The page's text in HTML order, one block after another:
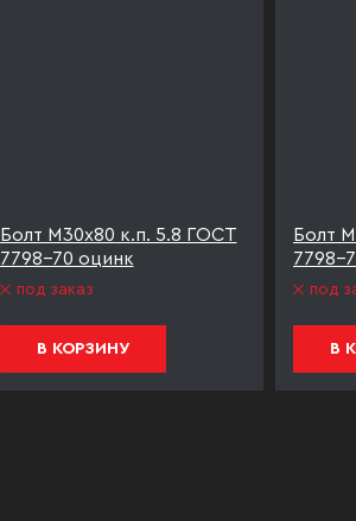
Болт М30х80 к.п. 5.8 ГОСТ
7798-70 оцинк
под заказ
В КОРЗИНУ
Болт
7798-
под
В